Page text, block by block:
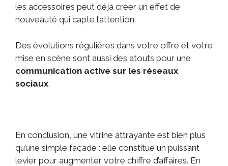
les accessoires peut déjà créer un effet de
nouveauté qui capte l’attention.
Des évolutions régulières dans votre offre et votre
mise en scène sont aussi des atouts pour une
communication active sur les réseaux
sociaux.
En conclusion, une vitrine attrayante est bien plus
qu’une simple façade : elle constitue un puissant
levier pour augmenter votre chiffre d’affaires. En